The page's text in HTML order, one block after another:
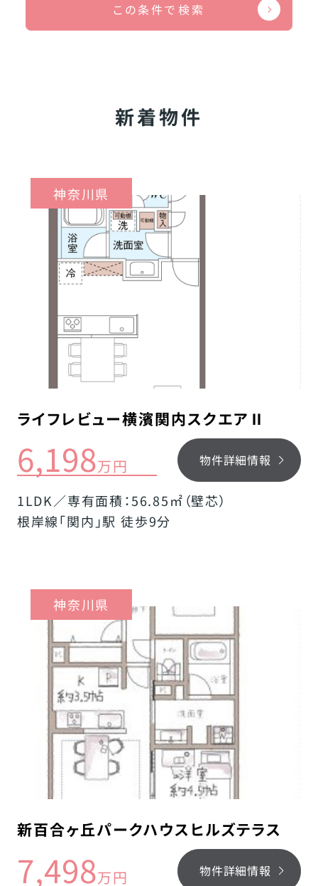
この条件で検索
新着物件
神奈川県
ライフレビュー横濱関内スクエアⅡ
6,198万円 物件詳細情報
1LDK／専有面積：56.85㎡（壁芯）
根岸線「関内」駅 徒歩9分
神奈川県
新百合ヶ丘パークハウスヒルズテラス
7,498万円 物件詳細情報